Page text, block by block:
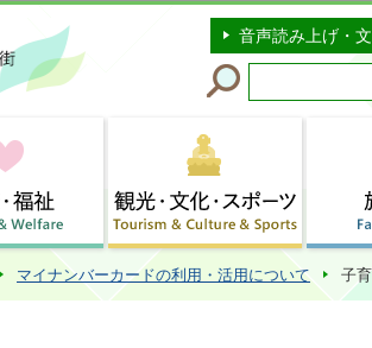
このページの本文へ移動
音声読み上げ・
マイナンバーカードの利用・活用について 子